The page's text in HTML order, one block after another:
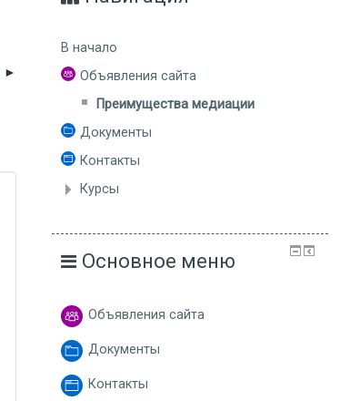
В начало
Объявления сайта
Преимущества медиации
Документы
Контакты
Курсы
Основное меню
Объявления сайта
Документы
Контакты